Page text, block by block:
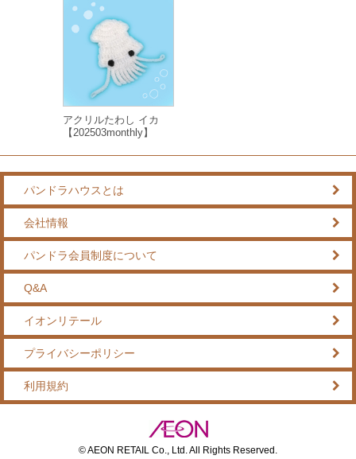
アクリルたわし イカ
【202503monthly】
パンドラハウスとは
会社情報
パンドラ会員制度について
Q&A
イオンリテール
プライバシーポリシー
利用規約
© AEON RETAIL Co., Ltd. All Rights Reserved.